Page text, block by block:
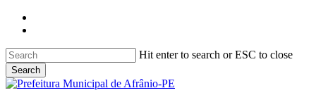
Skip
content
Hit enter to search or ESC to close
Search
Close